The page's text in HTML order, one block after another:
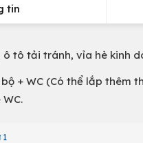
tin
ô tô tải tránh, vỉa hè kinh
+ WC (Có thể lắp thêm
1